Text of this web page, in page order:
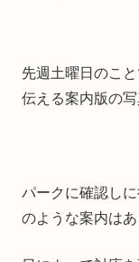
先週土曜日のこ
伝える案内版の写
パークに確認し
のような案内はあ